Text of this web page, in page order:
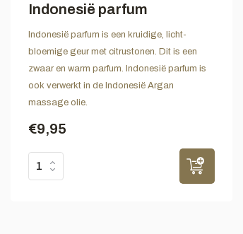
Indonesië parfum
Indonesië parfum is een kruidige, licht-
bloemige geur met citrustonen. Dit is een
zwaar en warm parfum. Indonesië parfum is
ook verwerkt in de Indonesië Argan
massage olie.
€9,95